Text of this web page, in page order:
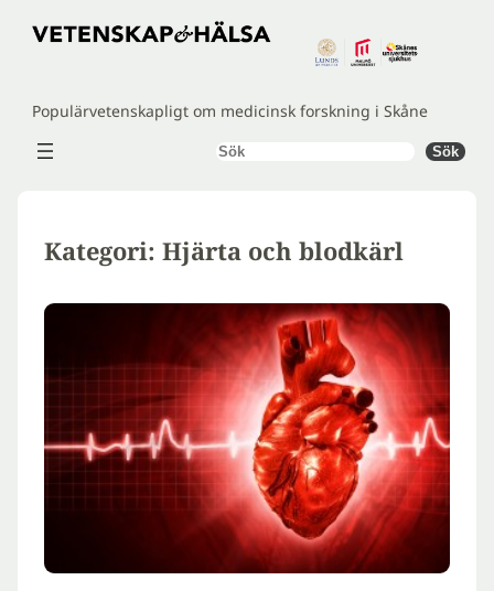
Hoppa
Populärvetenskapligt om medicinsk forskning i Skåne
Sök Sök
Kategori: Hjärta och blodkärl